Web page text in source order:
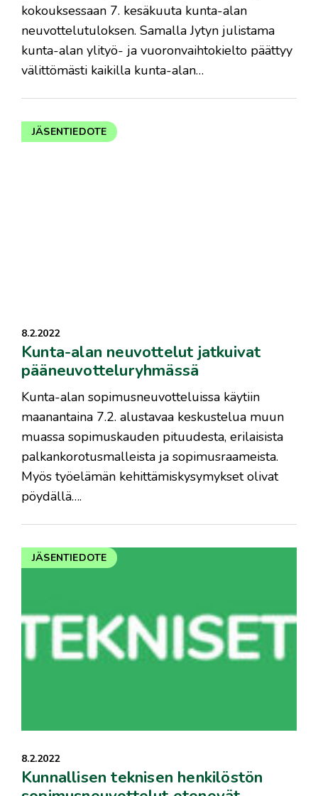
kokouksessaan 7. kesäkuuta kunta-alan
neuvottelutuloksen. Samalla Jytyn julistama
kunta-alan ylityö- ja vuoronvaihtokielto päättyy
välittömästi kaikilla kunta-alan…
JÄSENTIEDOTE
8.2.2022
Kunta-alan neuvottelut jatkuivat
pääneuvotteluryhmässä
​Kunta-alan sopimusneuvotteluissa käytiin
maanantaina 7.2. alustavaa keskustelua muun
muassa sopimuskauden pituudesta, erilaisista
palkankorotusmalleista ja sopimusraameista.
Myös työelämän kehittämiskysymykset olivat
pöydällä….
JÄSENTIEDOTE
8.2.2022
Kunnallisen teknisen henkilöstön